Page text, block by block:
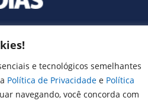
e tecnológicos semelhantes
Política de Privacidade e Política
navegando, você concorda com